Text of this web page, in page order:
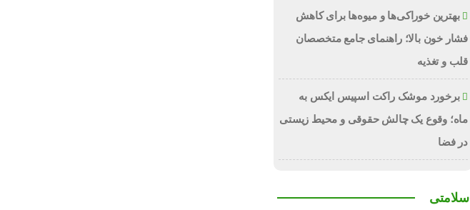
بهترین خوراکی‌ها و میوه‌ها برای کاهش
فشار خون بالا؛ راهنمای جامع متخصصان
قلب و تغذیه
برخورد موشک راکت اسپیس ایکس به
ماه؛ وقوع یک چالش حقوقی و محیط زیستی
در فضا
سلامتی